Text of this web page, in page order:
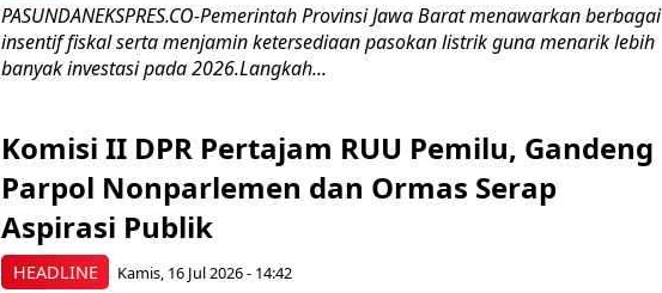
PASUNDANEKSPRES.CO-Pemerintah Provinsi Jawa Barat menawarkan berbagai
insentif fiskal serta menjamin ketersediaan pasokan listrik guna menarik lebih
banyak investasi pada 2026.Langkah...
HEADLINE
Komisi II DPR Pertajam RUU Pemilu, Gandeng
Parpol Nonparlemen dan Ormas Serap
Aspirasi Publik
Kamis, 16 Jul 2026 - 14:42